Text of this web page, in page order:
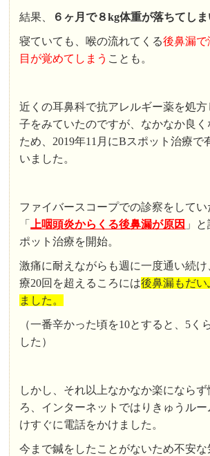
結果、 ６ヶ月で８kg体重が落ちてし
寝ていても、喉の流れてくる後鼻漏で
目が覚めてしまう ことも。
近くの耳鼻科で抗アレルギー薬を処
子をみていたのですが、なかなか良
ため、2019年11月にBスポット治療で
いました。
ファイバースコープでの診察をして
「
上咽頭炎からくる後鼻漏が原因 」
ポット治療を開始。
激痛に耐えながらも週に一度通い続
療20回を超えるころには後鼻漏もだい
ました。
（一番辛かった頃を10とすると、5く
した）
しかし、それ以上なかなか楽にならず
ろ、インターネットではりきゅうル
けすぐに電話をかけました。
今まで鍼をしたことがないため不安な